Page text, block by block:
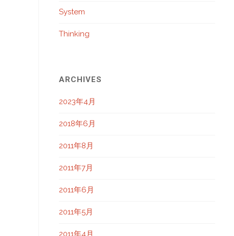
System
Thinking
ARCHIVES
2023年4月
2018年6月
2011年8月
2011年7月
2011年6月
2011年5月
2011年4月